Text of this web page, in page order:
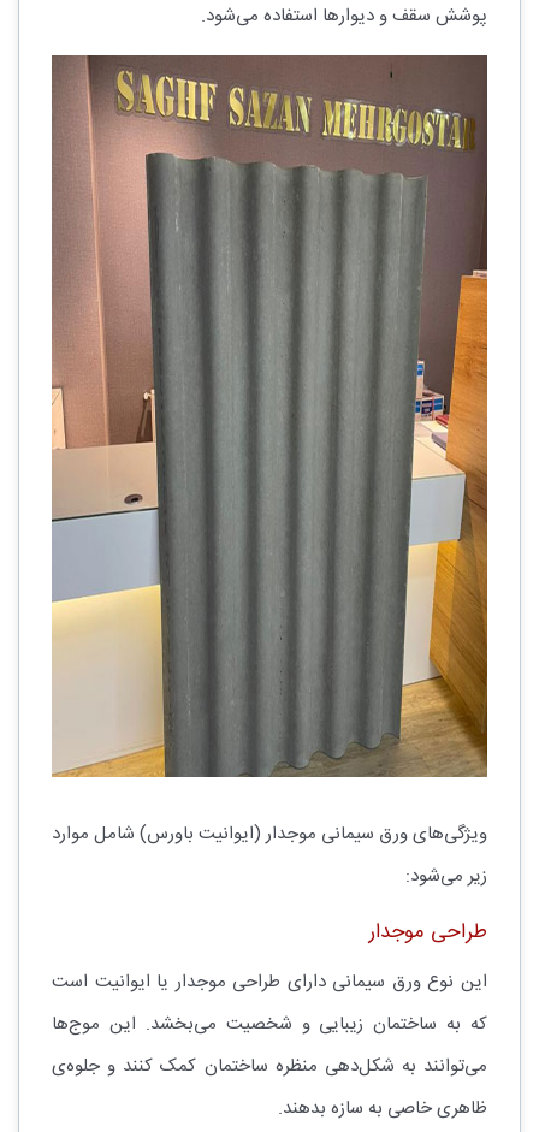
پوشش سقف و دیوارها استفاده می‌شود.
ویژگی‌های ورق سیمانی موجدار (ایوانیت باورس) شامل موارد
زیر می‌شود:
طراحی موجدار
این نوع ورق سیمانی دارای طراحی موجدار یا ایوانیت است
که به ساختمان زیبایی و شخصیت می‌بخشد. این موج‌ها
می‌توانند به شکل‌دهی منظره ساختمان کمک کنند و جلوه‌ی
ظاهری خاصی به سازه بدهند.